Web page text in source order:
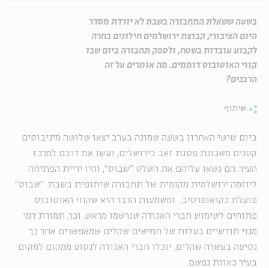
בשעה ששאלת התחבורה בשבת לא יורדת מסדר
היום הציבורי, קבוצת ירושלמים חילונים בחרה
לקבוע עובדות בשטח, ולספק תחבורה ביום שבו
קווי האוטובוס דוממים. מה אומרים על זה
הרבנים?
שיתוף
ביום שישי האחרון בשעה שמונה בערב יצאו שלושה מיניבוסים
קטנים משכונת פסגת זאב בירושלים, ועשו את דרכם למרכז
העיר. הם נשאו עליהם את השלט "שבוס", והיו יריית הפתיחה
ליוזמה ירושלמית מקומית של תחבורה שיתופית בשבת. "שבוס"
פועלת כקואופרטיב, ומשמעות הדבר היא שקווי האוטובוס
פתוחים לשימוש חברי האגודה שנרשמו מראש. וכך, תמורת דמי
מנוי חודשיים בעלות של חמישים שקלים שמאפשרים אחר כך
נסיעה בעשרה שקלים, יוכלו חברי האגודה לנסוע ממקום למקום
בעיר כאוות נפשם.